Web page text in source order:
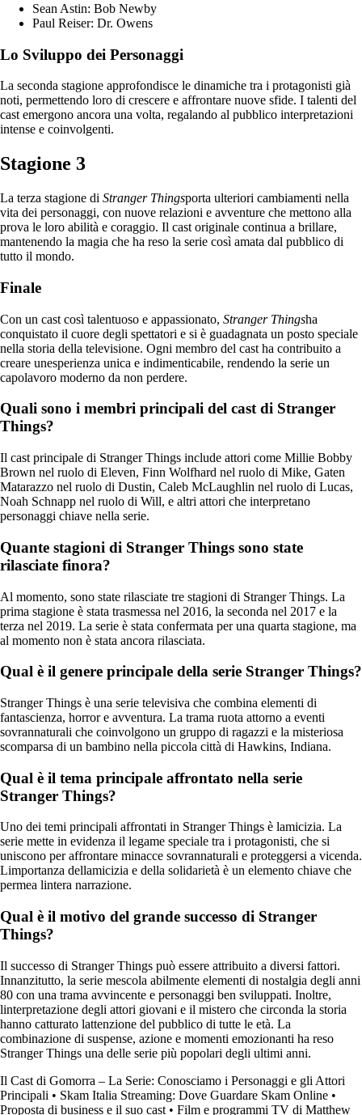
Sean Astin: Bob Newby
Paul Reiser: Dr. Owens
Lo Sviluppo dei Personaggi
La seconda stagione approfondisce le dinamiche tra i protagonisti già
noti, permettendo loro di crescere e affrontare nuove sfide. I talenti del
cast emergono ancora una volta, regalando al pubblico interpretazioni
intense e coinvolgenti.
Stagione 3
La terza stagione di Stranger Thingsporta ulteriori cambiamenti nella
vita dei personaggi, con nuove relazioni e avventure che mettono alla
prova le loro abilità e coraggio. Il cast originale continua a brillare,
mantenendo la magia che ha reso la serie così amata dal pubblico di
tutto il mondo.
Finale
Con un cast così talentuoso e appassionato, Stranger Thingsha
conquistato il cuore degli spettatori e si è guadagnata un posto speciale
nella storia della televisione. Ogni membro del cast ha contribuito a
creare unesperienza unica e indimenticabile, rendendo la serie un
capolavoro moderno da non perdere.
Quali sono i membri principali del cast di Stranger
Things?
Il cast principale di Stranger Things include attori come Millie Bobby
Brown nel ruolo di Eleven, Finn Wolfhard nel ruolo di Mike, Gaten
Matarazzo nel ruolo di Dustin, Caleb McLaughlin nel ruolo di Lucas,
Noah Schnapp nel ruolo di Will, e altri attori che interpretano
personaggi chiave nella serie.
Quante stagioni di Stranger Things sono state
rilasciate finora?
Al momento, sono state rilasciate tre stagioni di Stranger Things. La
prima stagione è stata trasmessa nel 2016, la seconda nel 2017 e la
terza nel 2019. La serie è stata confermata per una quarta stagione, ma
al momento non è stata ancora rilasciata.
Qual è il genere principale della serie Stranger Things?
Stranger Things è una serie televisiva che combina elementi di
fantascienza, horror e avventura. La trama ruota attorno a eventi
sovrannaturali che coinvolgono un gruppo di ragazzi e la misteriosa
scomparsa di un bambino nella piccola città di Hawkins, Indiana.
Qual è il tema principale affrontato nella serie
Stranger Things?
Uno dei temi principali affrontati in Stranger Things è lamicizia. La
serie mette in evidenza il legame speciale tra i protagonisti, che si
uniscono per affrontare minacce sovrannaturali e proteggersi a vicenda.
Limportanza dellamicizia e della solidarietà è un elemento chiave che
permea lintera narrazione.
Qual è il motivo del grande successo di Stranger
Things?
Il successo di Stranger Things può essere attribuito a diversi fattori.
Innanzitutto, la serie mescola abilmente elementi di nostalgia degli anni
80 con una trama avvincente e personaggi ben sviluppati. Inoltre,
linterpretazione degli attori giovani e il mistero che circonda la storia
hanno catturato lattenzione del pubblico di tutte le età. La
combinazione di suspense, azione e momenti emozionanti ha reso
Stranger Things una delle serie più popolari degli ultimi anni.
Il Cast di Gomorra – La Serie: Conosciamo i Personaggi e gli Attori
Principali • Skam Italia Streaming: Dove Guardare Skam Online •
Proposta di business e il suo cast • Film e programmi TV di Matthew